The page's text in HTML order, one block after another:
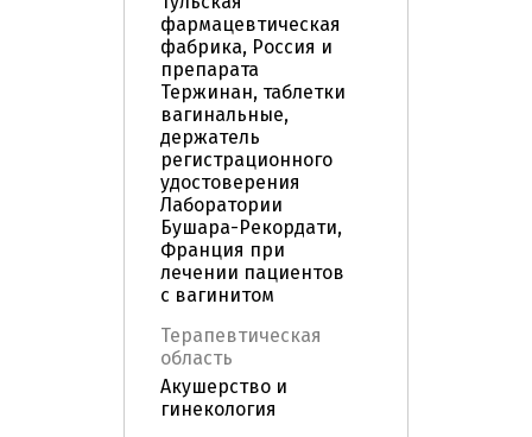
фармацевтическая
фабрика, Россия и
препарата
Тержинан, таблетки
вагинальные,
держатель
регистрационного
удостоверения
Лаборатории
Бушара-Рекордати,
Франция при
лечении пациентов
с вагинитом
Терапевтическая
область
Акушерство и
гинекология